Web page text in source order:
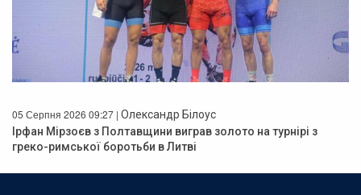
05 Серпня 2026 09:27 | Олександр Білоус
Ірфан Мірзоєв з Полтавщини виграв золото на турнірі з
греко-римської боротьби в Литві